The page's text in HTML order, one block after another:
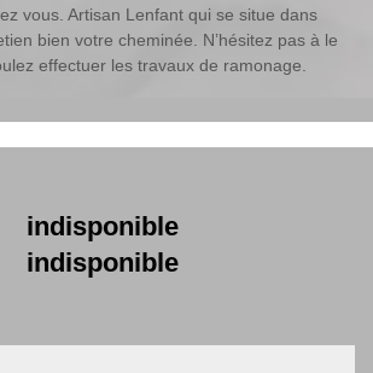
vous. Artisan Lenfant qui se situe dans
bien votre cheminée. N’hésitez pas à le
effectuer les travaux de ramonage.
indisponible
indisponible